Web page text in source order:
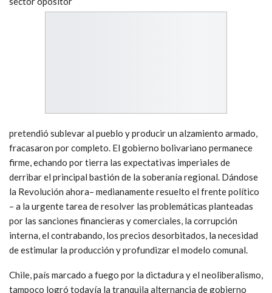
pretendió sublevar al pueblo y producir un alzamiento armado,
fracasaron por completo. El gobierno bolivariano permanece
firme, echando por tierra las expectativas imperiales de
derribar el principal bastión de la soberanía regional. Dándose
la Revolución ahora– medianamente resuelto el frente político
– a la urgente tarea de resolver las problemáticas planteadas
por las sanciones financieras y comerciales, la corrupción
interna, el contrabando, los precios desorbitados, la necesidad
de estimular la producción y profundizar el modelo comunal.
Chile, país marcado a fuego por la dictadura y el neoliberalismo,
tampoco logró todavía la tranquila alternancia de gobierno